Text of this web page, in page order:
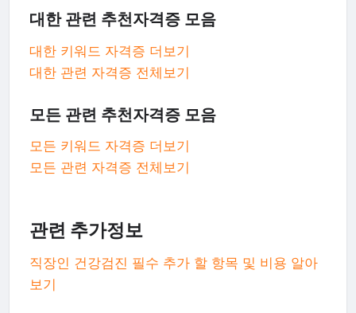
대한 관련 추천자격증 모음
대한 키워드 자격증 더보기
대한 관련 자격증 전체보기
모든 관련 추천자격증 모음
모든 키워드 자격증 더보기
모든 관련 자격증 전체보기
관련 추가정보
직장인 건강검진 필수 추가 할 항목 및 비용 알아
보기